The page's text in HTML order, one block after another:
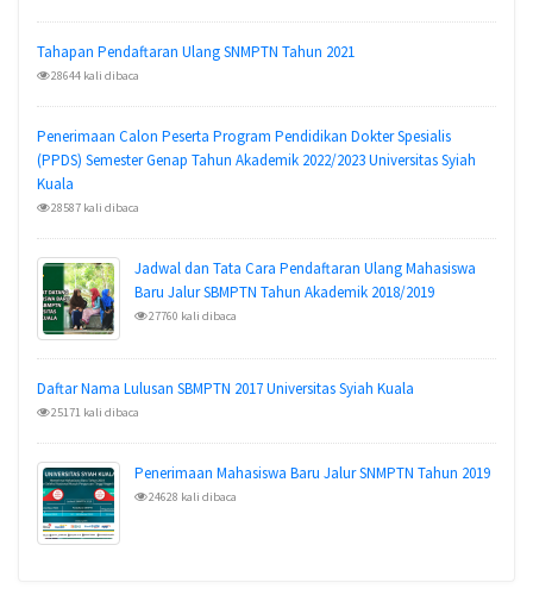
Tahapan Pendaftaran Ulang SNMPTN Tahun 2021
28644 kali dibaca
Penerimaan Calon Peserta Program Pendidikan Dokter Spesialis
(PPDS) Semester Genap Tahun Akademik 2022/2023 Universitas Syiah
Kuala
28587 kali dibaca
Jadwal dan Tata Cara Pendaftaran Ulang Mahasiswa
Baru Jalur SBMPTN Tahun Akademik 2018/2019
27760 kali dibaca
Daftar Nama Lulusan SBMPTN 2017 Universitas Syiah Kuala
25171 kali dibaca
Penerimaan Mahasiswa Baru Jalur SNMPTN Tahun 2019
24628 kali dibaca